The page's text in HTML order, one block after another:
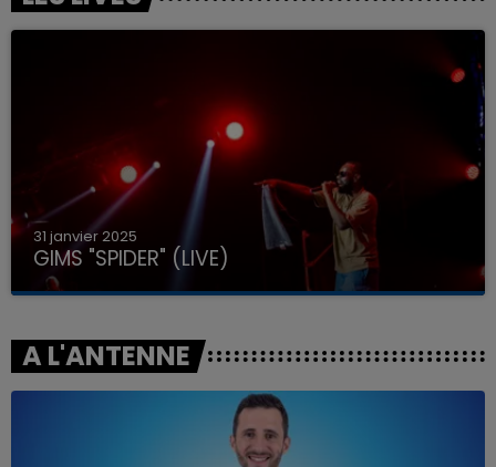
31 janvier 2025
GIMS "SPIDER" (LIVE)
A L'ANTENNE